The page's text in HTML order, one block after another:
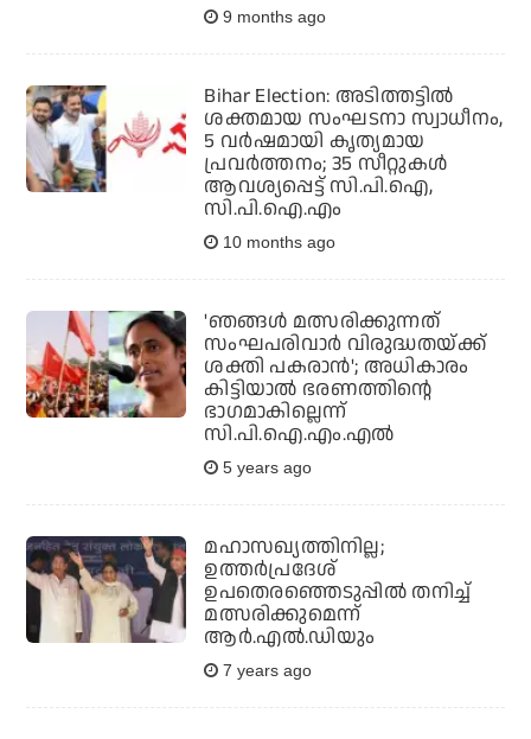
9 months ago
Bihar Election: അടിത്തട്ടില്‍
ശക്തമായ സംഘടനാ സ്വാധീനം,
5 വര്‍ഷമായി കൃത്യമായ
പ്രവര്‍ത്തനം; 35 സീറ്റുകള്‍
ആവശ്യപ്പെട്ട് സി.പി.ഐ,
സി.പി.ഐ.എം
10 months ago
'ഞങ്ങള്‍ മത്സരിക്കുന്നത്
സംഘപരിവാര്‍ വിരുദ്ധതയ്ക്ക്
ശക്തി പകരാന്‍'; അധികാരം
കിട്ടിയാല്‍ ഭരണത്തിന്റെ
ഭാഗമാകില്ലെന്ന്
സി.പി.ഐ.എം.എല്‍
5 years ago
മഹാസഖ്യത്തിനില്ല;
ഉത്തര്‍പ്രദേശ്
ഉപതെരഞ്ഞെടുപ്പില്‍ തനിച്ച്
മത്സരിക്കുമെന്ന്
ആര്‍.എല്‍.ഡിയും
7 years ago